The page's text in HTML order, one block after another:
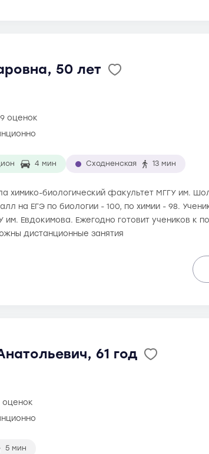
50 лет
оценок
4 мин Сходненская 13 мин
химико-биологический факультет МГГУ им.
на ЕГЭ по биологии - 100, по химии - 98.
им. Евдокимова. Ежегодно готовит учеников к
дистанционные занятия
61 год
оценок
5 мин